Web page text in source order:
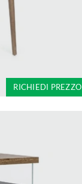
RICHIEDI PREZZO